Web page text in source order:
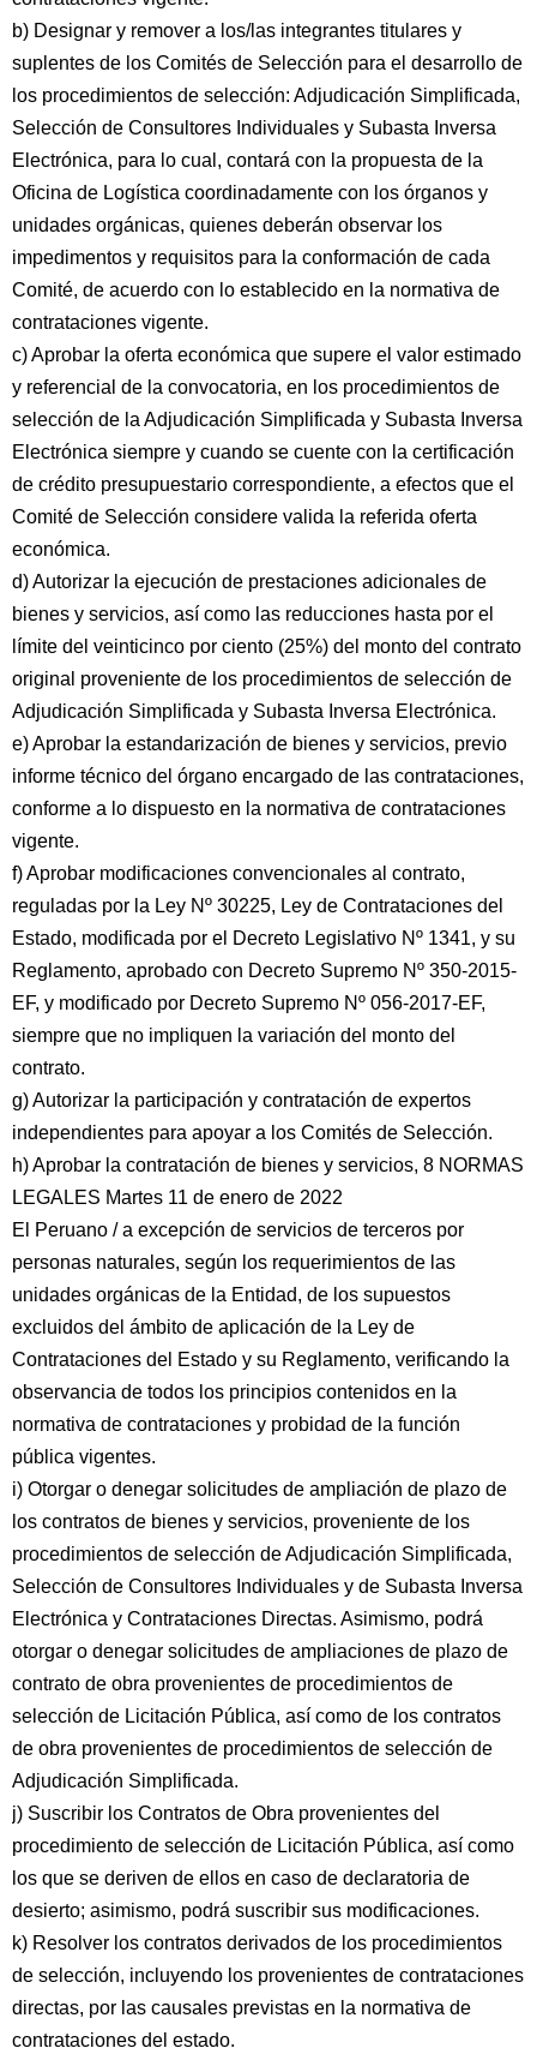
b) Designar y remover a los/las integrantes titulares y
suplentes de los Comités de Selección para el desarrollo de
los procedimientos de selección: Adjudicación Simplificada,
Selección de Consultores Individuales y Subasta Inversa
Electrónica, para lo cual, contará con la propuesta de la
Oficina de Logística coordinadamente con los órganos y
unidades orgánicas, quienes deberán observar los
impedimentos y requisitos para la conformación de cada
Comité, de acuerdo con lo establecido en la normativa de
contrataciones vigente.
c) Aprobar la oferta económica que supere el valor estimado
y referencial de la convocatoria, en los procedimientos de
selección de la Adjudicación Simplificada y Subasta Inversa
Electrónica siempre y cuando se cuente con la certificación
de crédito presupuestario correspondiente, a efectos que el
Comité de Selección considere valida la referida oferta
económica.
d) Autorizar la ejecución de prestaciones adicionales de
bienes y servicios, así como las reducciones hasta por el
límite del veinticinco por ciento (25%) del monto del contrato
original proveniente de los procedimientos de selección de
Adjudicación Simplificada y Subasta Inversa Electrónica.
e) Aprobar la estandarización de bienes y servicios, previo
informe técnico del órgano encargado de las contrataciones,
conforme a lo dispuesto en la normativa de contrataciones
vigente.
f) Aprobar modificaciones convencionales al contrato,
reguladas por la Ley Nº 30225, Ley de Contrataciones del
Estado, modificada por el Decreto Legislativo Nº 1341, y su
Reglamento, aprobado con Decreto Supremo Nº 350-2015-
EF, y modificado por Decreto Supremo Nº 056-2017-EF,
siempre que no impliquen la variación del monto del
contrato.
g) Autorizar la participación y contratación de expertos
independientes para apoyar a los Comités de Selección.
h) Aprobar la contratación de bienes y servicios, 8 NORMAS
LEGALES Martes 11 de enero de 2022
El Peruano / a excepción de servicios de terceros por
personas naturales, según los requerimientos de las
unidades orgánicas de la Entidad, de los supuestos
excluidos del ámbito de aplicación de la Ley de
Contrataciones del Estado y su Reglamento, verificando la
observancia de todos los principios contenidos en la
normativa de contrataciones y probidad de la función
pública vigentes.
i) Otorgar o denegar solicitudes de ampliación de plazo de
los contratos de bienes y servicios, proveniente de los
procedimientos de selección de Adjudicación Simplificada,
Selección de Consultores Individuales y de Subasta Inversa
Electrónica y Contrataciones Directas. Asimismo, podrá
otorgar o denegar solicitudes de ampliaciones de plazo de
contrato de obra provenientes de procedimientos de
selección de Licitación Pública, así como de los contratos
de obra provenientes de procedimientos de selección de
Adjudicación Simplificada.
j) Suscribir los Contratos de Obra provenientes del
procedimiento de selección de Licitación Pública, así como
los que se deriven de ellos en caso de declaratoria de
desierto; asimismo, podrá suscribir sus modificaciones.
k) Resolver los contratos derivados de los procedimientos
de selección, incluyendo los provenientes de contrataciones
directas, por las causales previstas en la normativa de
contrataciones del estado.